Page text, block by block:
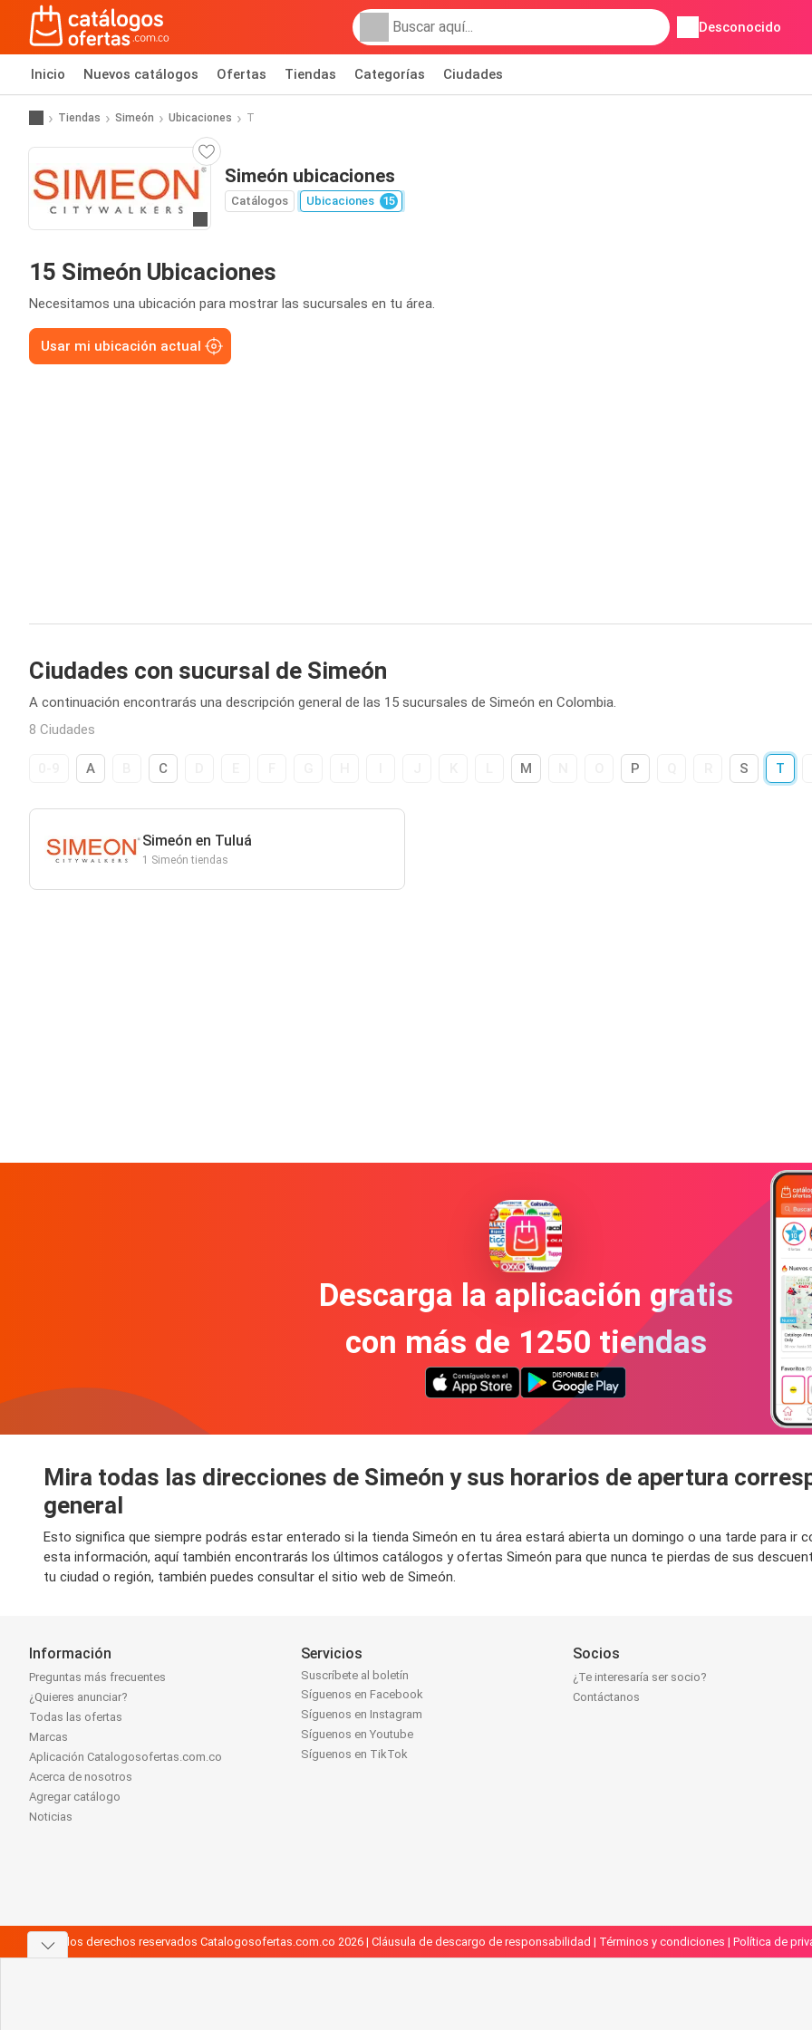
Desconocido
Inicio Nuevos catálogos Ofertas Tiendas Categorías Ciudades
Tiendas Simeón Ubicaciones T
Simeón ubicaciones
Catálogos Ubicaciones 15
15 Simeón Ubicaciones
Necesitamos una ubicación para mostrar las sucursales en tu área.
Usar mi ubicación actual
Ciudades con sucursal de Simeón
A continuación encontrarás una descripción general de las 15 sucursales de Simeón en Colombia.
8 Ciudades
A C M P S T
Simeón en Tuluá
1 Simeón tiendas
Descarga la aplicación gratis
con más de 1250 tiendas
Mira todas las direcciones de Simeón y sus horarios de apertura
general
Esto significa que siempre podrás estar enterado si la tienda Simeón en tu área estará abierta un domingo o una tarde para ir
esta información, aquí también encontrarás los últimos catálogos y ofertas Simeón para que nunca te pierdas de sus
tu ciudad o región, también puedes consultar el sitio web de Simeón.
Información
Preguntas más frecuentes
¿Quieres anunciar?
Todas las ofertas
Marcas
Aplicación Catalogosofertas.com.co
Acerca de nosotros
Agregar catálogo
Noticias
Servicios
Suscríbete al boletín
Síguenos en Facebook
Síguenos en Instagram
Síguenos en Youtube
Síguenos en TikTok
Socios
¿Te interesaría ser socio?
Contáctanos
Todos los derechos reservados Catalogosofertas.com.co 2026 | Cláusula de descargo de responsabilidad | Términos y condiciones | Política de